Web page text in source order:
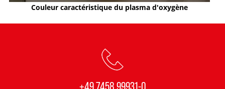
Couleur caractéristique du plasma d'oxygène
+49 7458 99931-0